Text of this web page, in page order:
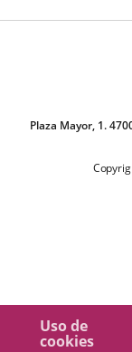
Uso de
cookies
Plaza Mayor, 1.